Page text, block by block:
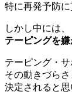
特に再発予防に
しかし中には、
テーピングを
テーピング・
その動きづら
決定されると思